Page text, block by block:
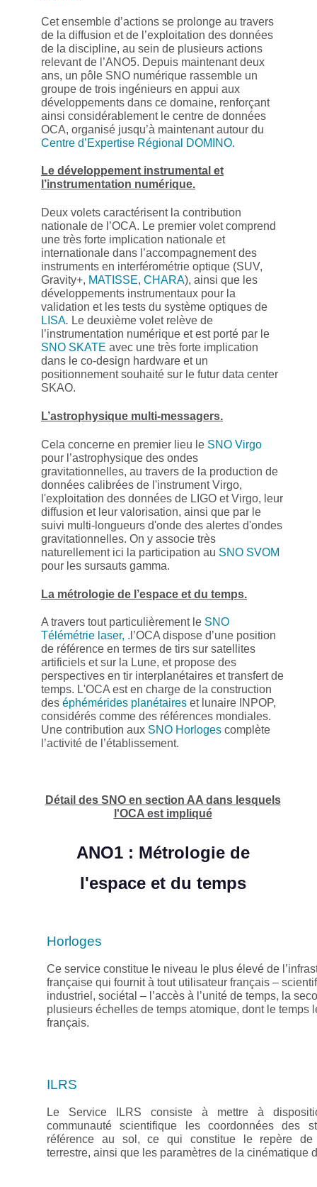
Cet ensemble d’actions se prolonge au travers
de la diffusion et de l’exploitation des données
de la discipline, au sein de plusieurs actions
relevant de l’ANO5. Depuis maintenant deux
ans, un pôle SNO numérique rassemble un
groupe de trois ingénieurs en appui aux
développements dans ce domaine, renforçant
ainsi considérablement le centre de données
OCA, organisé jusqu’à maintenant autour du
Centre d’Expertise Régional DOMINO.
Le développement instrumental et
l’instrumentation numérique.
Deux volets caractérisent la contribution
nationale de l’OCA. Le premier volet comprend
une très forte implication nationale et
internationale dans l’accompagnement des
instruments en interférométrie optique (SUV,
Gravity+, MATISSE, CHARA), ainsi que les
développements instrumentaux pour la
validation et les tests du système optiques de
LISA. Le deuxième volet relève de
l’instrumentation numérique et est porté par le
SNO SKATE avec une très forte implication
dans le co-design hardware et un
positionnement souhaité sur le futur data center
SKAO.
L’astrophysique multi-messagers.
Cela concerne en premier lieu le SNO Virgo
pour l’astrophysique des ondes
gravitationnelles, au travers de la production de
données calibrées de l'instrument Virgo,
l'exploitation des données de LIGO et Virgo, leur
diffusion et leur valorisation, ainsi que par le
suivi multi-longueurs d'onde des alertes d'ondes
gravitationnelles. On y associe très
naturellement ici la participation au SNO SVOM
pour les sursauts gamma.
La métrologie de l’espace et du temps.
A travers tout particulièrement le SNO
Télémétrie laser, . l’OCA dispose d’une position
de référence en termes de tirs sur satellites
artificiels et sur la Lune, et propose des
perspectives en tir interplanétaires et transfert de
temps. L'OCA est en charge de la construction
des éphémérides planétaires et lunaire INPOP,
considérés comme des références mondiales.
Une contribution aux SNO Horloges complète
l’activité de l’établissement.
Détail des SNO en section AA dans lesquels
l'OCA est impliqué
ANO1 : Métrologie de
l'espace et du temps
Horloges
Ce service constitue le niveau le plus élevé de
française qui fournit à tout utilisateur français –
industriel, sociétal – l’accès à l’unité de temps, la
plusieurs échelles de temps atomique, dont le temps
français.
ILRS
Le Service ILRS consiste à mettre à
communauté scientifique les coordonnées des
référence au sol, ce qui constitue le repère de
terrestre, ainsi que les paramètres de la cinématique